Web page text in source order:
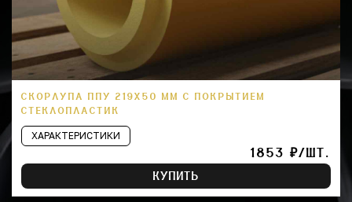
СКОРЛУПА ППУ 219Х50 ММ С ПОКРЫТИЕМ
СТЕКЛОПЛАСТИК
ХАРАКТЕРИСТИКИ
1853 ₽/ШТ.
КУПИТЬ